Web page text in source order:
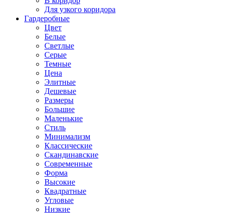
Для узкого коридора
Гардеробные
Цвет
Белые
Светлые
Серые
Темные
Цена
Элитные
Дешевые
Размеры
Большие
Маленькие
Стиль
Минимализм
Классические
Скандинавские
Современные
Форма
Высокие
Квадратные
Угловые
Низкие